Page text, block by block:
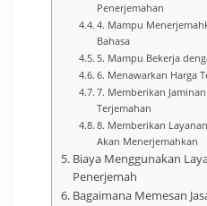
Penerjemahan
4. Mampu
Bahasa
5. Mampu Bekerja
6. Menawarkan Harga
7. Memberikan
Terjemahan
8. Memberikan
Akan Menerjemahkan
Biaya Menggunakan
Penerjemah
Bagaimana Memesan